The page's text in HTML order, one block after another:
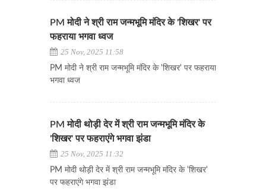
PM मोदी ने श्री राम जन्मभूमि मंदिर के 'शिखर' पर
फहराया भगवा ध्वज
25 Nov, 2025 11:58
PM मोदी ने श्री राम जन्मभूमि मंदिर के 'शिखर' पर फहराया
भगवा ध्वज
PM मोदी थोड़ी देर में श्री राम जन्मभूमि मंदिर के
'शिखर' पर फहराएंगे भगवा झंडा
25 Nov, 2025 11:32
PM मोदी थोड़ी देर में श्री राम जन्मभूमि मंदिर के 'शिखर'
पर फहराएंगे भगवा झंडा